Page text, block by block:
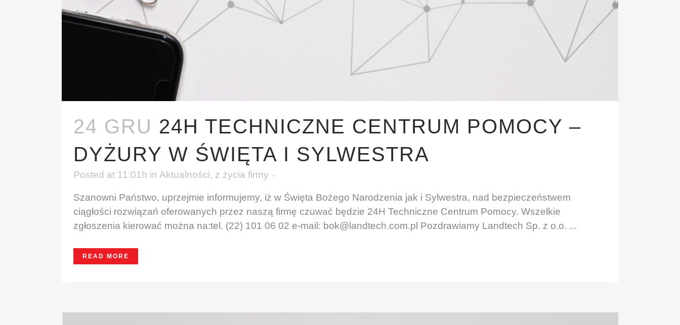
24 GRU 24H TECHNICZNE CENTRUM POMOCY –
DYŻURY W ŚWIĘTA I SYLWESTRA
Posted at 11:01h in Aktualności, z życia firmy
Szanowni Państwo, uprzejmie informujemy, iż w Święta Bożego Narodzenia jak i Sylwestra, nad bezpieczeństwem
ciągłości rozwiązań oferowanych przez naszą firmę czuwać będzie 24H Techniczne Centrum Pomocy. Wszelkie
zgłoszenia kierować można na:tel. (22) 101 06 02 e-mail: bok@landtech.com.pl Pozdrawiamy Landtech Sp. z o.o. ...
READ MORE